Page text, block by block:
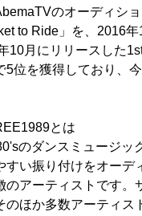
のオーディシ
to Ride」を、2016
10月にリリースした
5位を獲得しており、
とは
のダンスミュージッ
すい振り付けをオー
のアーティストです。
のほか多数アーティス